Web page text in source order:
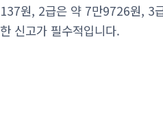
137원, 2급은 약 7만9726원, 3
한 신고가 필수적입니다.